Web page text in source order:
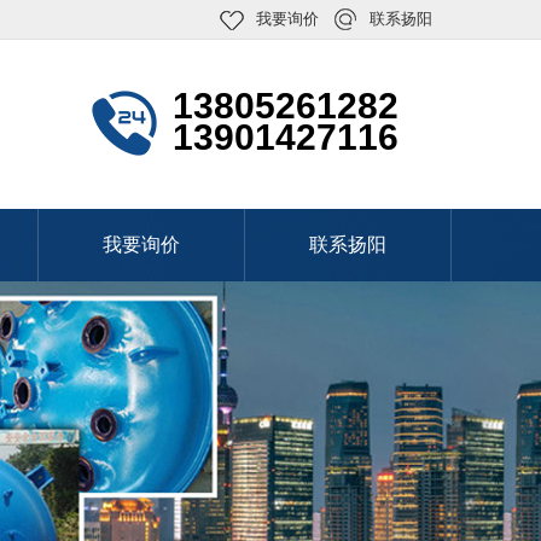
我要询价 联系扬阳
13805261282
13901427116
我要询价 联系扬阳